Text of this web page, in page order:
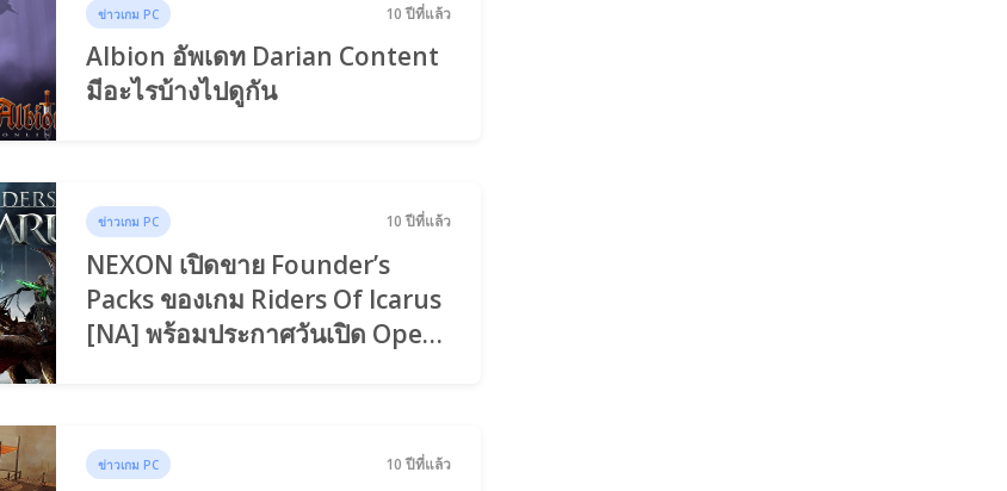
ข่าวเกม PC 10 ปีที่แล้ว
Albion อัพเดท Darian Content
มีอะไรบ้างไปดูกัน
ข่าวเกม PC 10 ปีที่แล้ว
NEXON เปิดขาย Founder’s
Packs ของเกม Riders Of Icarus
[NA] พร้อมประกาศวันเปิด Open
ข่าวเกม PC 10 ปีที่แล้ว